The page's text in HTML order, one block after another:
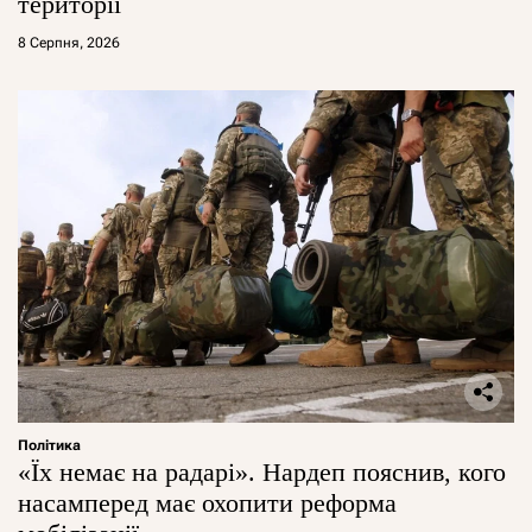
8 Серпня, 2026
Політика
«Їх немає на радарі». Нардеп пояснив, кого
насамперед має охопити реформа